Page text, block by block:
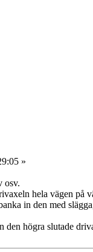
»
osv.
hela vägen på
in den med
den högra slutade